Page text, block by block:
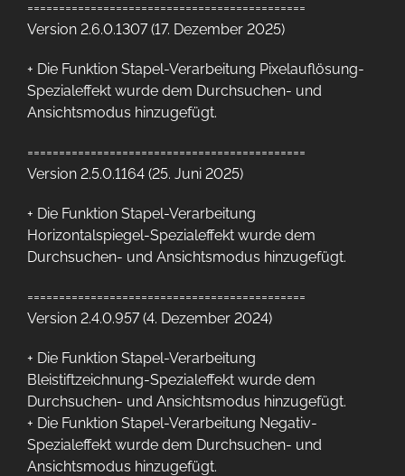
============================================
Version 2.6.0.1307 (17. Dezember 2025)
+ Die Funktion Stapel-Verarbeitung Pixelauflösung-
Spezialeffekt wurde dem Durchsuchen- und
Ansichtsmodus hinzugefügt.
============================================
Version 2.5.0.1164 (25. Juni 2025)
+ Die Funktion Stapel-Verarbeitung
Horizontalspiegel-Spezialeffekt wurde dem
Durchsuchen- und Ansichtsmodus hinzugefügt.
============================================
Version 2.4.0.957 (4. Dezember 2024)
+ Die Funktion Stapel-Verarbeitung
Bleistiftzeichnung-Spezialeffekt wurde dem
Durchsuchen- und Ansichtsmodus hinzugefügt.
+ Die Funktion Stapel-Verarbeitung Negativ-
Spezialeffekt wurde dem Durchsuchen- und
Ansichtsmodus hinzugefügt.